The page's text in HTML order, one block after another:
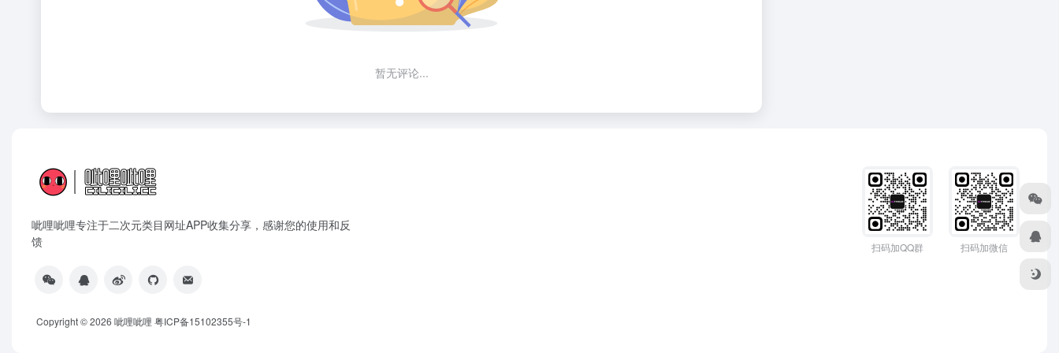
暂无评论...
呲哩呲哩专注于二次元类目网址APP收集分享，感谢您的使用和反
馈
扫码加QQ群 扫码加微信
Copyright © 2026 呲哩呲哩 粤ICP备15102355号-1